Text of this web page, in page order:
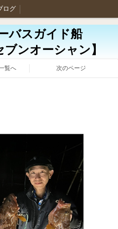
ログ
バスガイド船
ブンオーシャン】
覧へ 次のページ